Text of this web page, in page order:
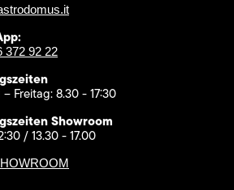
372 92 22
8.30 - 17:30
Showroom
/ 13.30 - 17.00